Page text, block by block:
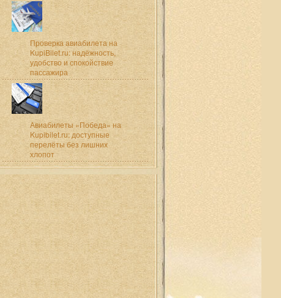
Проверка авиабилета на
KupiBilet.ru: надёжность,
удобство и спокойствие
пассажира
Авиабилеты «Победа» на
Kupibilet.ru: доступные
перелёты без лишних
хлопот